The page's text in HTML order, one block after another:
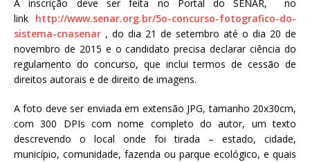
A inscrição deve ser feita no Portal do SENAR, no
link http://www.senar.org.br/5o-concurso-fotografico-do-
sistema-cnasenar , do dia 21 de setembro até o dia 20 de
novembro de 2015 e o candidato precisa declarar ciência do
regulamento do concurso, que inclui termos de cessão de
direitos autorais e de direito de imagens.
A foto deve ser enviada em extensão JPG, tamanho 20x30cm,
com 300 DPIs com nome completo do autor, um texto
descrevendo o local onde foi tirada – estado, cidade,
município, comunidade, fazenda ou parque ecológico, e quais